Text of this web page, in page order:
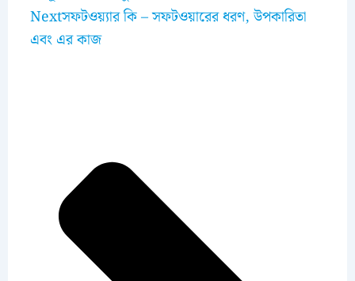
Nextসফটওয়্যার কি – সফটওয়ারের ধরণ, উপকারিতা
এবং এর কাজ